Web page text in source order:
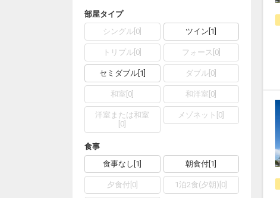
部屋タイプ
シングル 0 ツイン 1
トリプル 0 フォース 0]
セミダブル[ 1 ダブル 0
和室 0 和洋室 0
洋室または和室
0
メゾネット 0
食事
食事なし 1 朝食付 1
夕食付 0] 1泊2食(夕朝) 0